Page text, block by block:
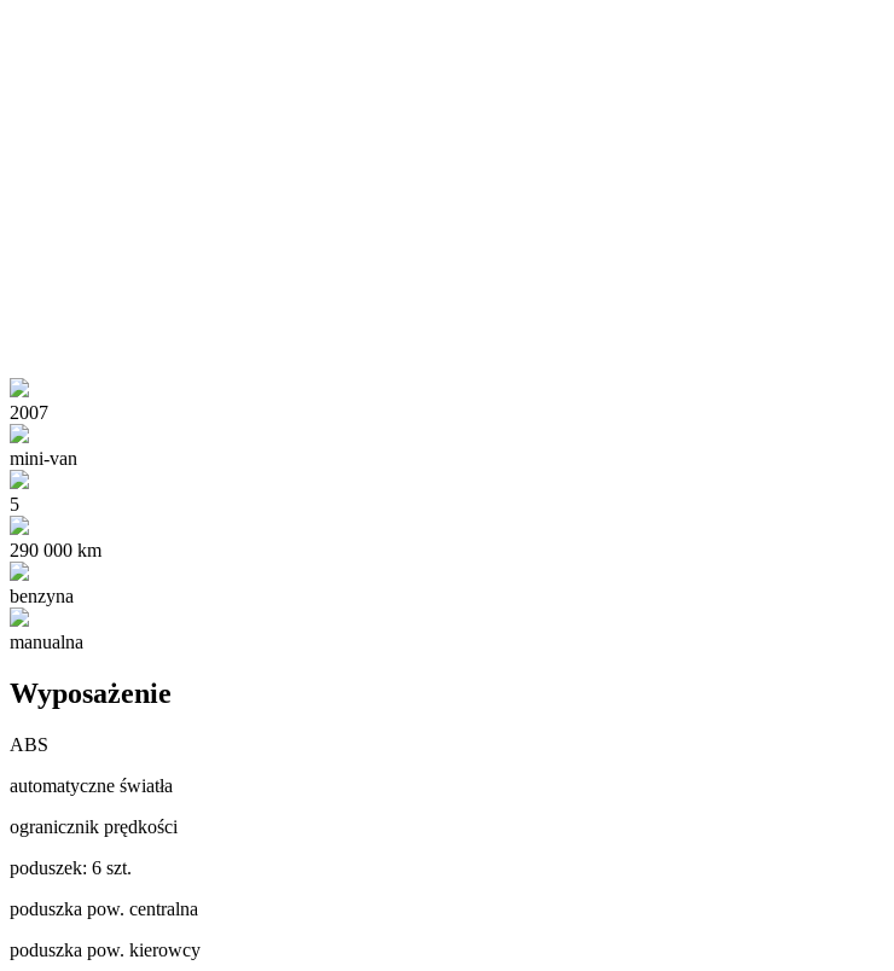
2007
mini-van
5
290 000 km
benzyna
manualna
Wyposażenie
ABS
automatyczne światła
ogranicznik prędkości
poduszek: 6 szt.
poduszka pow. centralna
poduszka pow. kierowcy